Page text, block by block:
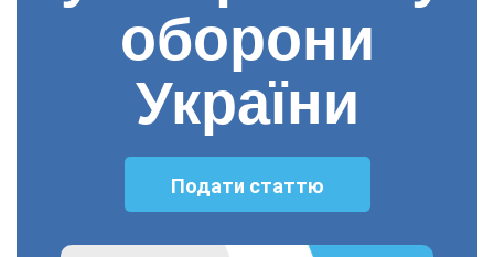
оборони
України
Подати статтю